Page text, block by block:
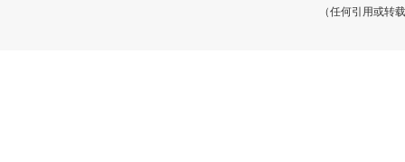
（任何引用或转